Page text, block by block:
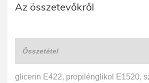
Az összetevőkről
Összetétel
glicerin E422, propilénglikol E1520,